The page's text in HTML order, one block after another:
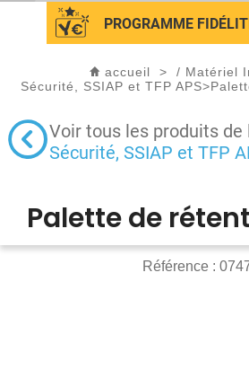
PROGRAMME
accueil > / Matériel
Sécurité, SSIAP et TFP APS>
Voir tous les produits de
Sécurité, SSIAP et TFP
Palette de
Référence :